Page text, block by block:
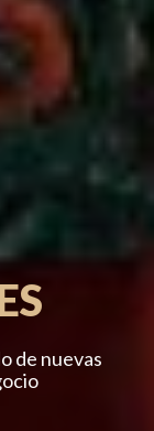
de nuevas